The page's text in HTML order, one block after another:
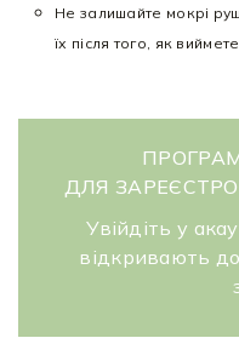
Не залишайте мокрі
їх після того, як
ДЛЯ
Увійдіть у
відкривають